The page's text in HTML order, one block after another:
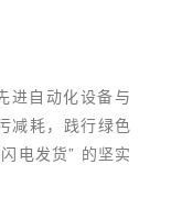
进自动化设备与
减耗，践行绿色
电发货” 的坚实